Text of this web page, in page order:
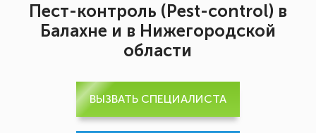
Пест-контроль (Pest-control) в
Балахне и в Нижегородской
области
ВЫЗВАТЬ СПЕЦИАЛИСТА